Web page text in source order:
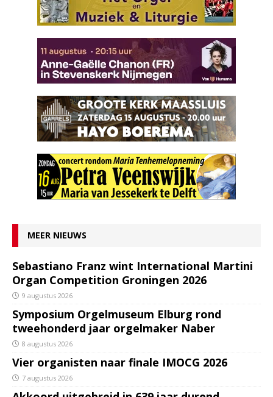
MEER NIEUWS
Sebastiano Franz wint International Martini
Organ Competition Groningen 2026
9 augustus 2026
Symposium Orgelmuseum Elburg rond
tweehonderd jaar orgelmaker Naber
8 augustus 2026
Vier organisten naar finale IMOCG 2026
7 augustus 2026